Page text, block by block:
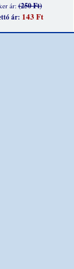
ár:(250 Ft)
ár: 143 Ft